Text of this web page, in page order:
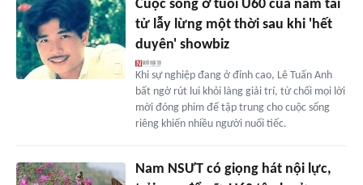
Cuộc sống ở tuổi U60 của nam tài
tử lẫy lừng một thời sau khi 'hết
duyên' showbiz
Khi sự nghiệp đang ở đỉnh cao, Lê Tuấn Anh
bất ngờ rút lui khỏi làng giải trí, từ chối mọi lời
mời đóng phim để tập trung cho cuộc sống
riêng khiến nhiều người nuối tiếc.
Nam NSƯT có giọng hát nội lực,